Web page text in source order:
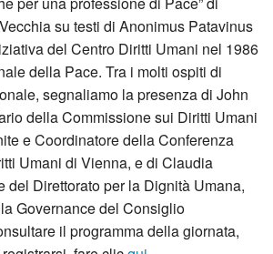
su testi di Anonimus Patavinus
del Centro Diritti Umani nel 1986
della Pace. Tra i molti ospiti di
segnaliamo la presenza di John
della Commissione sui Diritti Umani
e Coordinatore della Conferenza
Umani di Vienna, e di Claudia
del Direttorato per la Dignità Umana,
Governance del Consiglio
il programma della giornata,